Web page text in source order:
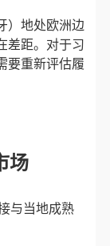
）地处欧洲边
差距。对于习
要重新评估履
场
与当地成熟